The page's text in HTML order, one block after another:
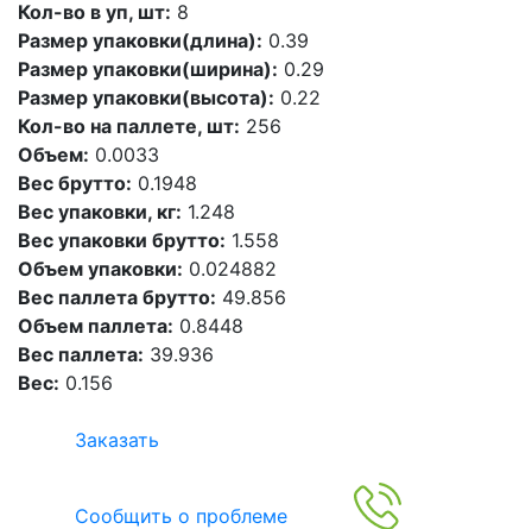
Кол-во в уп, шт: 8
Размер упаковки(длина): 0.39
Размер упаковки(ширина): 0.29
Размер упаковки(высота): 0.22
Кол-во на паллете, шт: 256
Объем: 0.0033
Вес брутто: 0.1948
Вес упаковки, кг: 1.248
Вес упаковки брутто: 1.558
Объем упаковки: 0.024882
Вес паллета брутто: 49.856
Объем паллета: 0.8448
Вес паллета: 39.936
Вес: 0.156
Заказать
Сообщить о проблеме